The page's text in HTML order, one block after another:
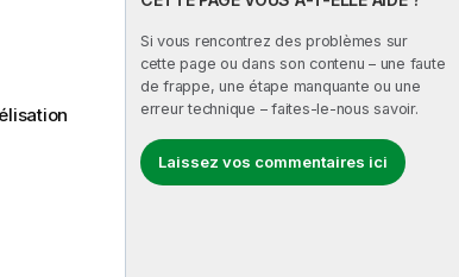
Si vous rencontrez des problèmes sur
cette page ou dans son contenu – une faute
de frappe, une étape manquante ou une
erreur technique – faites-le-nous savoir.
Laissez vos commentaires ici